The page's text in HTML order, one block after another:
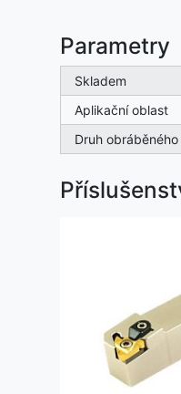
Parametry
Skladem
Aplikační oblast
Druh